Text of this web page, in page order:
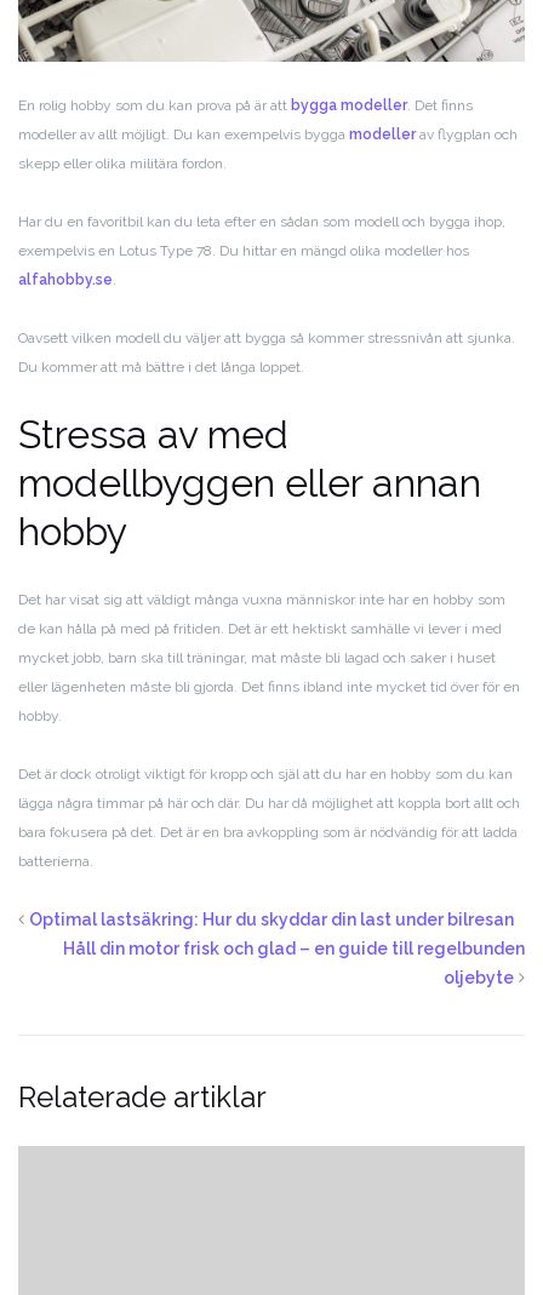
En rolig hobby som du kan prova på är att bygga modeller. Det finns
modeller av allt möjligt. Du kan exempelvis bygga modellerav flygplan och
skepp eller olika militära fordon.
Har du en favoritbil kan du leta efter en sådan som modell och bygga ihop,
exempelvis en Lotus Type 78. Du hittar en mängd olika modeller hos
alfahobby.se
Oavsett vilken modell du väljer att bygga så kommer stressnivån att sjunka.
Du kommer att må bättre i det långa loppet.
Stressa av med
modellbyggen eller annan
hobby
Det har visat sig att väldigt många vuxna människor inte har en hobby som
de kan hålla på med på fritiden. Det är ett hektiskt samhälle vi lever i med
mycket jobb, barn ska till träningar, mat måste bli lagad och saker i huset
eller lägenheten måste bli gjorda. Det finns ibland inte mycket tid över för en
hobby.
Det är dock otroligt viktigt för kropp och själ att du har en hobby som du kan
lägga några timmar på här och där. Du har då möjlighet att koppla bort allt och
bara fokusera på det. Det är en bra avkoppling som är nödvändig för att ladda
batterierna.
Optimal lastsäkring: Hur du skyddar din last under bilresan
Håll din motor frisk och glad – en guide till regelbunden
oljebyte
Relaterade artiklar